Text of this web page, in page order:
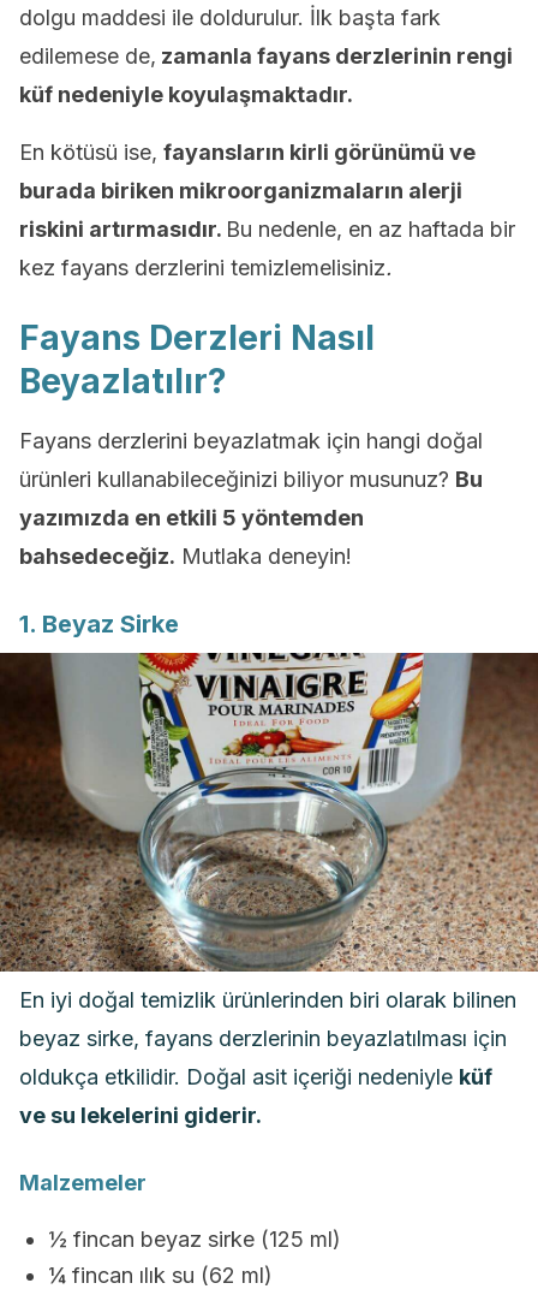
dolgu maddesi ile doldurulur. İlk başta fark
edilemese de, zamanla fayans derzlerinin rengi
küf nedeniyle koyulaşmaktadır.
En kötüsü ise, fayansların kirli görünümü ve
burada biriken mikroorganizmaların alerji
riskini artırmasıdır. Bu nedenle, en az haftada bir
kez fayans derzlerini temizlemelisiniz.
Fayans Derzleri Nasıl
Beyazlatılır?
Fayans derzlerini beyazlatmak için hangi doğal
ürünleri kullanabileceğinizi biliyor musunuz? Bu
yazımızda en etkili 5 yöntemden
bahsedeceğiz. Mutlaka deneyin!
1. Beyaz Sirke
En iyi doğal temizlik ürünlerinden biri olarak bilinen
beyaz sirke, fayans derzlerinin beyazlatılması için
oldukça etkilidir. Doğal asit içeriği nedeniyle küf
ve su lekelerini giderir.
Malzemeler
½ fincan beyaz sirke (125 ml)
¼ fincan ılık su (62 ml)